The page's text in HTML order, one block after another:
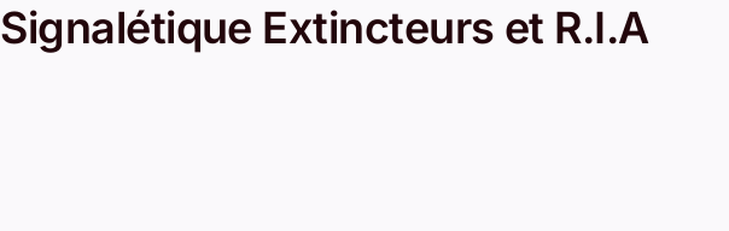
Signalétique Extincteurs et R.I.A